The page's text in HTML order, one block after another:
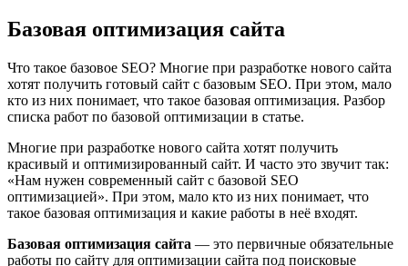
Базовая оптимизация сайта
Что такое базовое SEO? Многие при разработке нового сайта
хотят получить готовый сайт с базовым SEO. При этом, мало
кто из них понимает, что такое базовая оптимизация. Разбор
списка работ по базовой оптимизации в статье.
Многие при разработке нового сайта хотят получить
красивый и оптимизированный сайт. И часто это звучит так:
«Нам нужен современный сайт с базовой SEO
оптимизацией». При этом, мало кто из них понимает, что
такое базовая оптимизация и какие работы в неё входят.
Базовая оптимизация сайта — это первичные обязательные
работы по сайту для оптимизации сайта под поисковые